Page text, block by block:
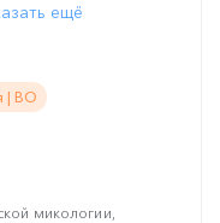
ещё
| ВО
микологии,